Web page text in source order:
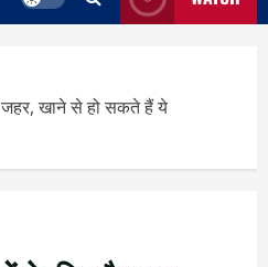
खाने से हो सकते हैं ये